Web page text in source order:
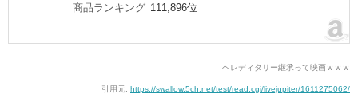
商品ランキング 111,896位
ヘレディタリー継承って映画ｗｗｗ
引用元: https://swallow.5ch.net/test/read.cgi/livejupiter/1611275062/